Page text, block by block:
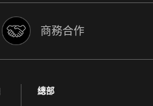
商務合作
總部